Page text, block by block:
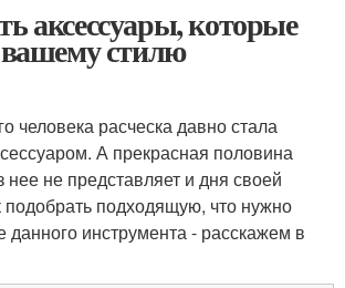
аксессуары, которые
вашему стилю
человека расческа давно стала
А прекрасная половина
нее не представляет и дня своей
подобрать подходящую, что нужно
данного инструмента - расскажем в